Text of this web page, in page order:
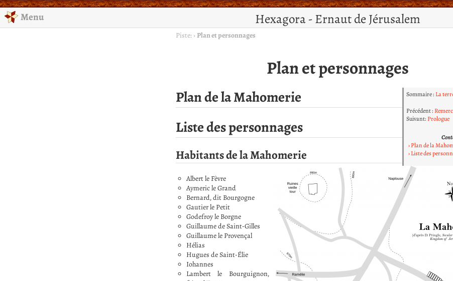
Hexagora - Ernaut de Jérusalem
Menu
Piste: › Plan et personnages
Plan et personnages
Sommaire : La
Précédent :
Suivant: Prologue
Plan de la
Liste des
Plan de la Mahomerie
Liste des personnages
Habitants de la Mahomerie
Albert le Fèvre
Aymeric le Grand
Bernard, dit Bourgogne
Gautier le Petit
Godefroy le Borgne
Guillaume de Saint-Gilles
Guillaume le Provençal
Hélias
Hugues de Saint-Élie
Iohannes
Lambert le Bourguignon,